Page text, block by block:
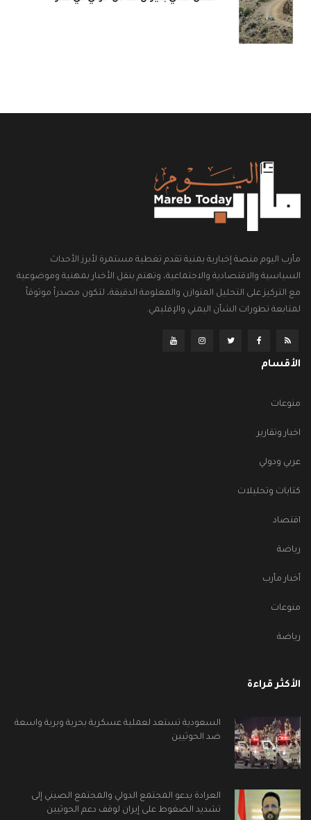
مأرب اليوم منصة إخبارية يمنية تقدم تغطية مستمرة لأبرز الأحداث
السياسية والاقتصادية والاجتماعية، وتهتم بنقل الأخبار بمهنية وموضوعية
مع التركيز على التحليل المتوازن والمعلومة الدقيقة، لتكون مصدراً موثوقاً
لمتابعة تطورات الشأن اليمني والإقليمي.
الأقسام
منوعات
اخبار وتقارير
عربي ودولي
كتابات وتحليلات
اقتصاد
رياضة
أخبار مأرب
منوعات
رياضة
الأكثر قراءة
السعودية تستعد لعملية عسكرية بحرية وبرية واسعة
ضد الحوثيين
العرادة يدعو المجتمع الدولي والمجتمع الصيني إلى
تشديد الضغوط على إيران لوقف دعم الحوثيين